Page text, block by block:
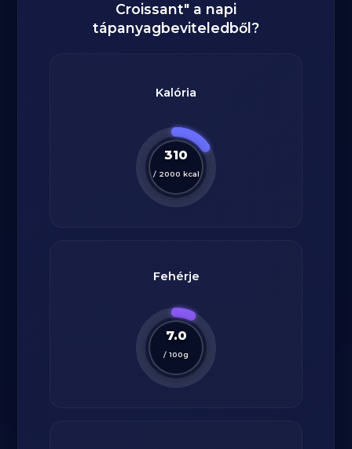
Croissant" a napi
tápanyagbeviteledből?
Kalória
310
/ 2000 kcal
Fehérje
7.0
/ 100g